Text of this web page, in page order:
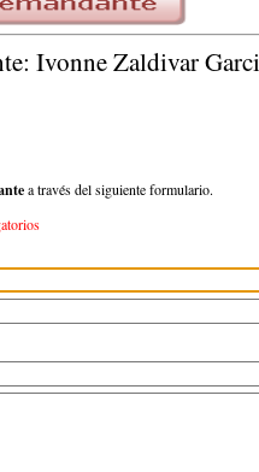
Ivonne Zaldivar
a través del siguiente formulario.